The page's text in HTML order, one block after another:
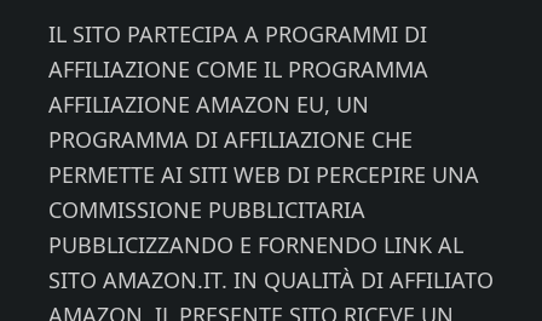
IL SITO PARTECIPA A PROGRAMMI DI
AFFILIAZIONE COME IL PROGRAMMA
AFFILIAZIONE AMAZON EU, UN
PROGRAMMA DI AFFILIAZIONE CHE
PERMETTE AI SITI WEB DI PERCEPIRE UNA
COMMISSIONE PUBBLICITARIA
PUBBLICIZZANDO E FORNENDO LINK AL
SITO AMAZON.IT. IN QUALITÀ DI AFFILIATO
AMAZON, IL PRESENTE SITO RICEVE UN